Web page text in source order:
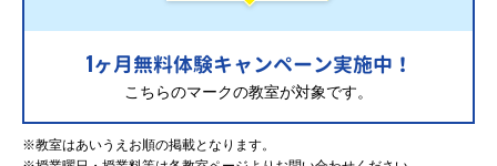
1ヶ月無料体験キャンペーン実施中！
こちらのマークの教室が対象です。
※教室はあいうえお順の掲載となります。